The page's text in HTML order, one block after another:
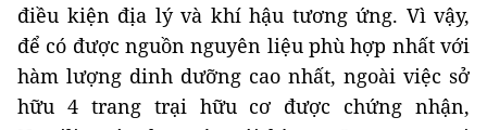
điều kiện địa lý và khí hậu tương ứng. Vì vậy,
để có được nguồn nguyên liệu phù hợp nhất với
hàm lượng dinh dưỡng cao nhất, ngoài việc sở
hữu 4 trang trại hữu cơ được chứng nhận,